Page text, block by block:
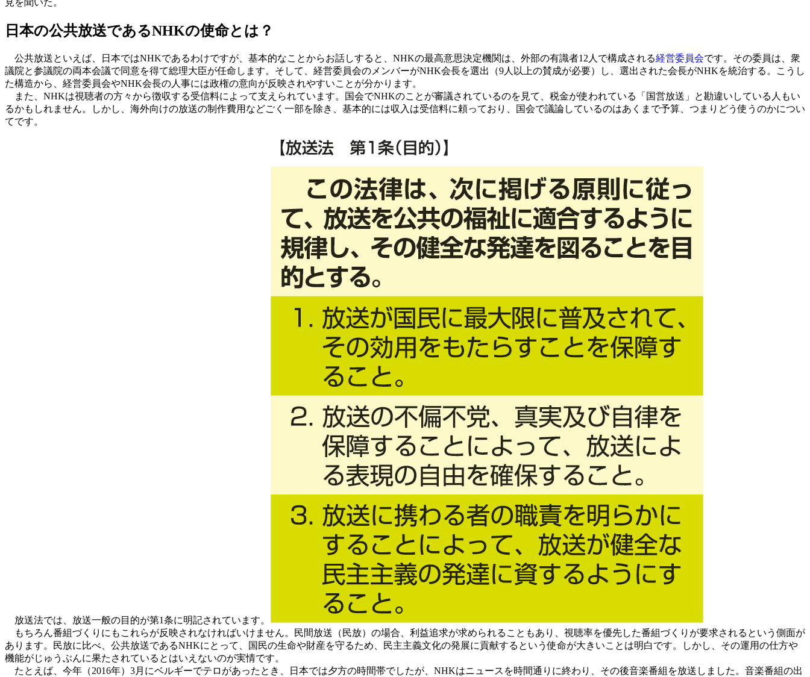
見を聞いた。
日本の公共放送であるNHKの使命とは？
公共放送といえば、日本ではNHKであるわけですが、基本的なことからお話しすると、NHKの最高意思決定機関は、外部の有識者12人で構成される経営委員会です。その委員は、衆
議院と参議院の両本会議で同意を得て総理大臣が任命します。そして、経営委員会のメンバーがNHK会長を選出（9人以上の賛成が必要）し、選出された会長がNHKを統治する。こうし
た構造から、経営委員会やNHK会長の人事には政権の意向が反映されやすいことが分かります。
また、NHKは視聴者の方々から徴収する受信料によって支えられています。国会でNHKのことが審議されているのを見て、税金が使われている「国営放送」と勘違いしている人もい
るかもしれません。しかし、海外向けの放送の制作費用などごく一部を除き、基本的には収入は受信料に頼っており、国会で議論しているのはあくまで予算、つまりどう使うのかについ
てです。
放送法では、放送一般の目的が第1条に明記されています。
もちろん番組づくりにもこれらが反映されなければいけません。民間放送（民放）の場合、利益追求が求められることもあり、視聴率を優先した番組づくりが要求されるという側面が
あります。民放に比べ、公共放送であるNHKにとって、国民の生命や財産を守るため、民主主義文化の発展に貢献するという使命が大きいことは明白です。しかし、その運用の仕方や
機能がじゅうぶんに果たされているとはいえないのが実情です。
たとえば、今年（2016年）3月にベルギーでテロがあったとき、日本では夕方の時間帯でしたが、NHKはニュースを時間通りに終わり、その後音楽番組を放送しました。音楽番組の出